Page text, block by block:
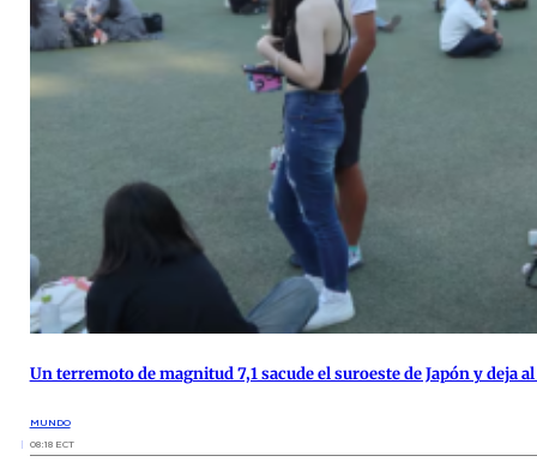
Un terremoto de magnitud 7,1 sacude el suroeste de Japón y deja
MUNDO
08:18 ECT